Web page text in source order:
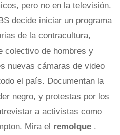
pero no en la televisión.
decide iniciar un programa
de la contracultura,
colectivo de hombres y
nuevas cámaras de video
el país. Documentan la
negro, y protestas por los
a activistas como
Mira el remolque .